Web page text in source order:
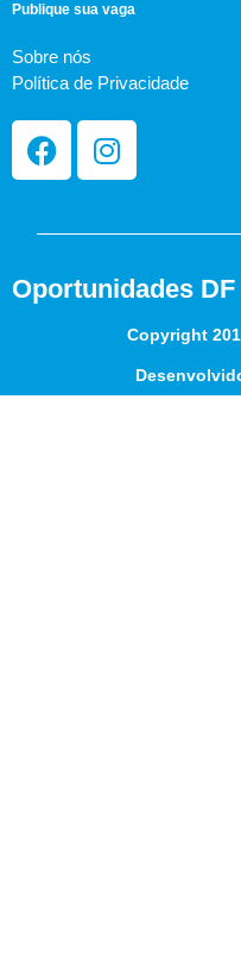
Publique sua vaga
Sobre nós
Política de Privacidade
Oportunidades DF
Copyright